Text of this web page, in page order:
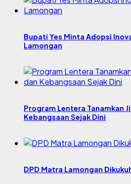
Bupati Yes Minta Adopsi
Lamongan
Program Lentera Tanamkan
Kebangsaan Sejak Dini
DPD Matra Lamongan